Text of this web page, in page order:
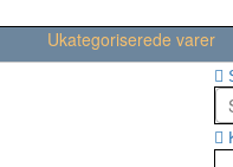
Ukategoriserede varer